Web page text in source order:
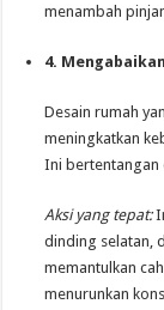
menambah
4.
Desain rumah
meningkatkan
Ini bertentangan
Aksi yang tepat:
dinding selatan,
memantulkan
menurunkan